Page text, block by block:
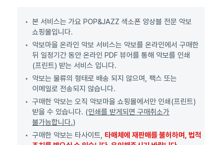
본 서비스는 가요 POP&JAZZ 색소폰 앙상블 전문 악보
쇼핑몰입니다.
악보마을 온라인 악보 서비스는 악보를 온라인에서 구매한
뒤 일정기간 동안 온라인 PDF 뷰어를 통해 악보를 인쇄
(프린트) 받는 서비스 입니다.
악보는 물류의 형태로 배송 되지 않으며, 팩스 또는
이메일로 전송되지 않습니다.
구매한 악보는 오직 악보마을 쇼핑몰에서만 인쇄(프린트)
받을 수 있습니다. (인쇄를 받게되면 구매취소가
불가능합니다.)
구매한 악보는 타사이트, 타매체에 재판매를 불허하며, 법적